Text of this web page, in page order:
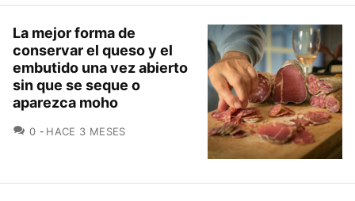
La mejor forma de
conservar el queso y el
embutido una vez abierto
sin que se seque o
aparezca moho
0 COMENTARIOS
HACE 3 MESES